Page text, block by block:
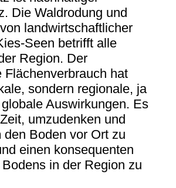
Die Waldrodung und
landwirtschaftlicher
Seen betrifft alle
Region. Der
Flächenverbrauch hat
sondern regionale, ja
Auswirkungen. Es
umzudenken und
den Boden vor Ort zu
einen konsequenten
in der Region zu